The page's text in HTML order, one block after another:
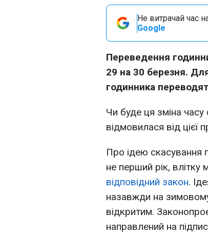
Не витрачай час
Google
Переведення
29 на 30 березня.
годинника
Чи буде ця зміна часу
відмовилася від цієї
Про ідею скасування
не перший рік, влітку
відповідний закон.
назавжди на
відкритим.
направлений на